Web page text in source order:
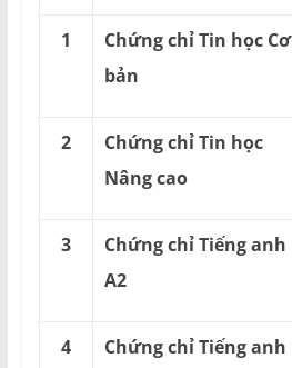
1
Chứng chỉ Tin học Cơ
bản
2
Chứng chỉ Tin học
Nâng cao
3
Chứng chỉ Tiếng anh
A2
4
Chứng chỉ Tiếng anh